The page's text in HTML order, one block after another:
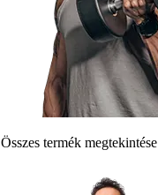
Összes termék megtekintése